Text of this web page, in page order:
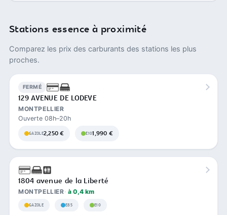
Stations essence à proximité
Comparez les prix des carburants des stations les plus
proches.
FERMÉ
129 AVENUE DE LODEVE
MONTPELLIER
Ouverte 08h–20h
GAZOLE2,250 € E101,990 €
1804 avenue de la Liberté
MONTPELLIER à 0,4 km
GAZOLE E85 E10